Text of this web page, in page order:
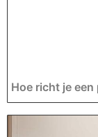
Hoe richt je